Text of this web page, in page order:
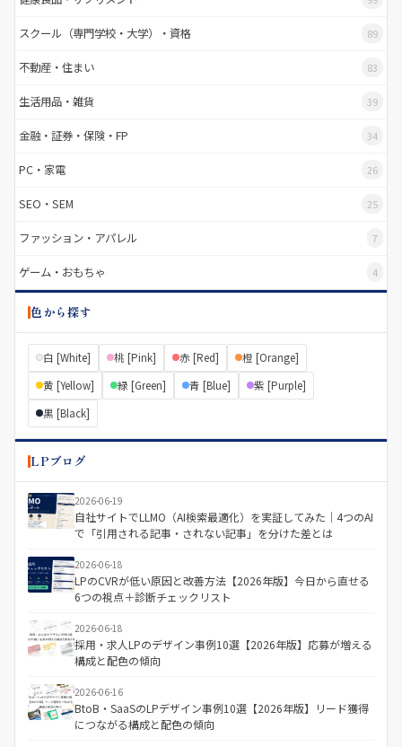
スクール（専門学校・大学）・資格 89
不動産・住まい 83
生活用品・雑貨 39
金融・証券・保険・FP 34
PC・家電 26
SEO・SEM 25
ファッション・アパレル 7
ゲーム・おもちゃ 4
色から探す
白 [White] 桃 [Pink] 赤 [Red]
橙 [Orange]
黄 [Yellow]
緑 [Green] 青 [Blue]
紫 [Purple]
黒 [Black]
LPブログ
2026-06-19
自社サイトでLLMO（AI検索最適化）を実証してみた｜4つのAI
で「引用される記事・されない記事」を分けた差とは
2026-06-18
LPのCVRが低い原因と改善方法【2026年版】今日から直せる
6つの視点＋診断チェックリスト
2026-06-18
採用・求人LPのデザイン事例10選【2026年版】応募が増える
構成と配色の傾向
2026-06-16
BtoB・SaaSのLPデザイン事例10選【2026年版】リード獲得
につながる構成と配色の傾向